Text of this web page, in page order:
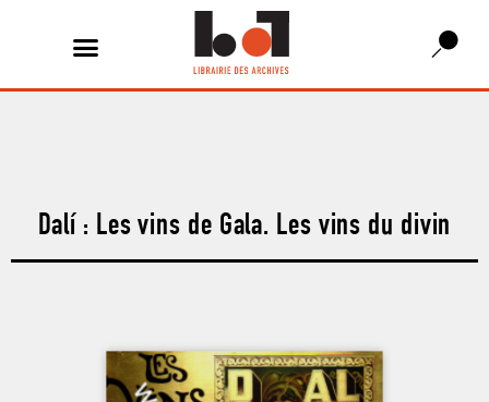
Dalí : Les vins de Gala. Les vins du divin